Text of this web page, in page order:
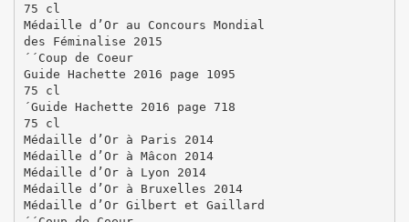
75 cl
Médaille d’Or au Concours Mondial
des Féminalise 2015
´´Coup de Coeur
Guide Hachette 2016 page 1095
75 cl
´Guide Hachette 2016 page 718
75 cl
Médaille d’Or à Paris 2014
Médaille d’Or à Mâcon 2014
Médaille d’Or à Lyon 2014
Médaille d’Or à Bruxelles 2014
Médaille d’Or Gilbert et Gaillard